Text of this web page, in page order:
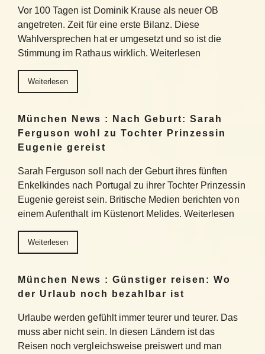
Vor 100 Tagen ist Dominik Krause als neuer OB
angetreten. Zeit für eine erste Bilanz. Diese
Wahlversprechen hat er umgesetzt und so ist die
Stimmung im Rathaus wirklich. Weiterlesen
Weiterlesen
München News : Nach Geburt: Sarah
Ferguson wohl zu Tochter Prinzessin
Eugenie gereist
Sarah Ferguson soll nach der Geburt ihres fünften
Enkelkindes nach Portugal zu ihrer Tochter Prinzessin
Eugenie gereist sein. Britische Medien berichten von
einem Aufenthalt im Küstenort Melides. Weiterlesen
Weiterlesen
München News : Günstiger reisen: Wo
der Urlaub noch bezahlbar ist
Urlaube werden gefühlt immer teurer und teurer. Das
muss aber nicht sein. In diesen Ländern ist das
Reisen noch vergleichsweise preiswert und man